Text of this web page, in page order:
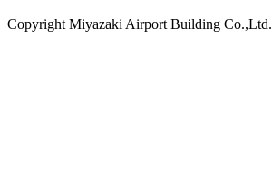
Copyright Miyazaki Airport Building Co.,Ltd.